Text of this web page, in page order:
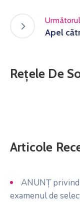
Următorul
Apel
Rețele De
Articole
ANUNȚ
examenul de